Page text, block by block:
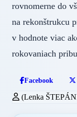
rovnomerne do
na rekonštrukcu
v hodnote viac
rokovaniach
Facebook
(Lenka